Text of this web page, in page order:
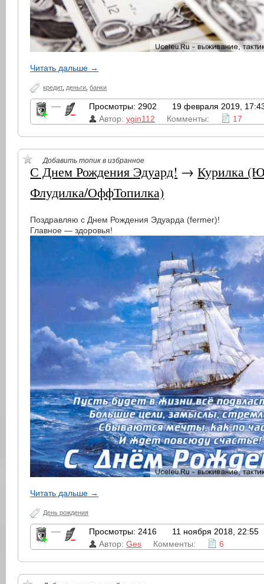
Читать дальше →
кредит,деньги,банки
— Просмотры: 2902
19 февраля 2019,
Автор:ygin112 Комменты: 17
Добавить топик в избранное
С Днем Рождения Эдуард! →Курилка
Флудилка/ОффТопилка)
Поздравляю с Днем Рождения Эдуарда (fermer)!
Главное — здоровья!
Читать дальше →
День рождения
— Просмотры: 2416
11 ноября 2018, 22:55
Автор:Ges Комменты: 6